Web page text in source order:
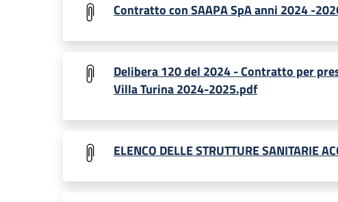
Contratto con SAAPA SpA anni 2024 -
Delibera 120 del 2024 - Contratto per
Villa Turina 2024-2025.pdf
ELENCO DELLE STRUTTURE SANITARIE